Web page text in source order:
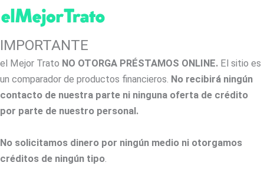
IMPORTANTE
el Mejor Trato NO OTORGA PRÉSTAMOS ONLINE. El sitio es
un comparador de productos financieros. No recibirá ningún
contacto de nuestra parte ni ninguna oferta de crédito
por parte de nuestro personal.
No solicitamos dinero por ningún medio ni otorgamos
créditos de ningún tipo.